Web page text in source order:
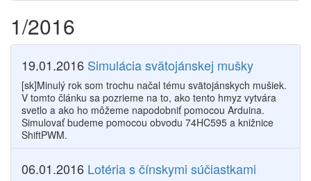
1/2016
19.01.2016 Simulácia svätojánskej mušky
[sk]Minulý rok som trochu načal tému svätojánskych mušiek.
V tomto článku sa pozrieme na to, ako tento hmyz vytvára
svetlo a ako ho môžeme napodobniť pomocou Arduina.
Simulovať budeme pomocou obvodu 74HC595 a knižnice
ShiftPWM.
06.01.2016 Lotéria s čínskymi súčiastkami